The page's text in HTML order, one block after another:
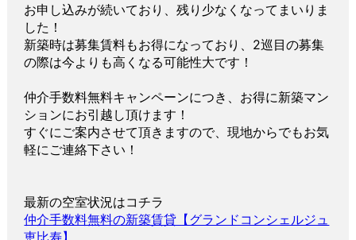
お申し込みが続いており、残り少なくなってまいりま
した！
新築時は募集賃料もお得になっており、2巡目の募集
の際は今よりも高くなる可能性大です！
仲介手数料無料キャンペーンにつき、お得に新築マン
ションにお引越し頂けます！
すぐにご案内させて頂きますので、現地からでもお気
軽にご連絡下さい！
最新の空室状況はコチラ
仲介手数料無料の新築賃貸【グランドコンシェルジュ
恵比寿】